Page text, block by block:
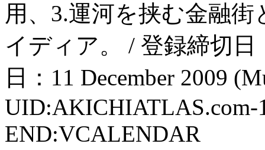
用、3.運河を挟む金融
イディア。 / 登録締切日
日：11 December 2009
UID:AKICHIATLAS.com-
END:VCALENDAR